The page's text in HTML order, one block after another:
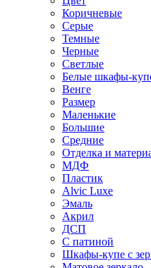
Коричневые
Серые
Темные
Черные
Светлые
Белые шкафы-
Венге
Размер
Маленькие
Большие
Средние
Отделка и
МДФ
Пластик
Alvic Luxe
Эмаль
Акрил
ДСП
С патиной
Шкафы-купе с